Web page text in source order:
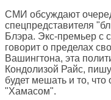
СМИ обсуждают
спецпредставителя
Блэра. Экс-премьер с
говорит о пределах
Вашингтона, эта
Кондолизой Райс,
будет мешать и то,
"Хамасом".